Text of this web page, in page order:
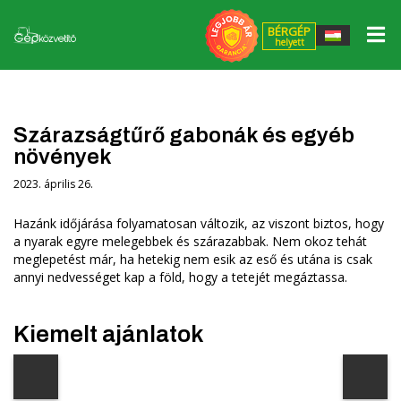
John Deere gépek
Massey Ferguson gépek
Munkaeszközök ▼
Massey Ferguson munkaeszközök
FLIEGL kocsik
FLIEGL Agrocenter kiegészítők
GÜTTLER talajmunkagépek
MÜTHING mulcsozó és szárzúzó gépek
Gumik/Felnik
Bérgép helyett
Szolgáltatások
BÉRGÉP
helyett
Szárazságtűrő gabonák és egyéb
növények
2023. április 26.
Hazánk időjárása folyamatosan változik, az viszont biztos, hogy
a nyarak egyre melegebbek és szárazabbak. Nem okoz tehát
meglepetést már, ha hetekig nem esik az eső és utána is csak
annyi nedvességet kap a föld, hogy a tetejét megáztassa.
Kiemelt ajánlatok